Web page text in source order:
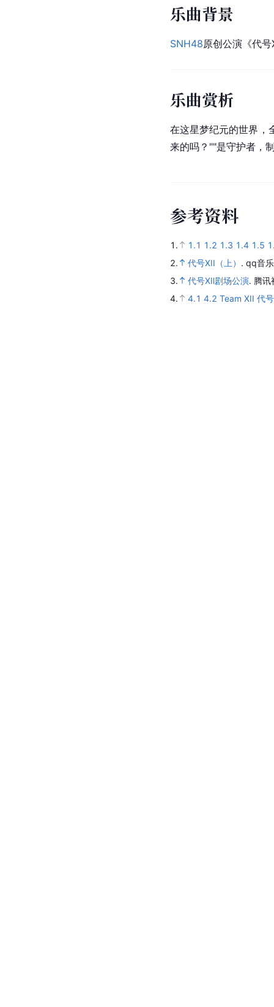
乐曲背景
SNH48原创公演《代
乐曲赏析
在这星梦纪元的世界，
来的吗？""是守护者，
参考资料
1. 1.1 1.2 1.3 1.4 1.5
2.
代号XII（上） . qq音
3.
代号XⅡ剧场公演. 腾
4.
4.1 4.2 Team XII 代